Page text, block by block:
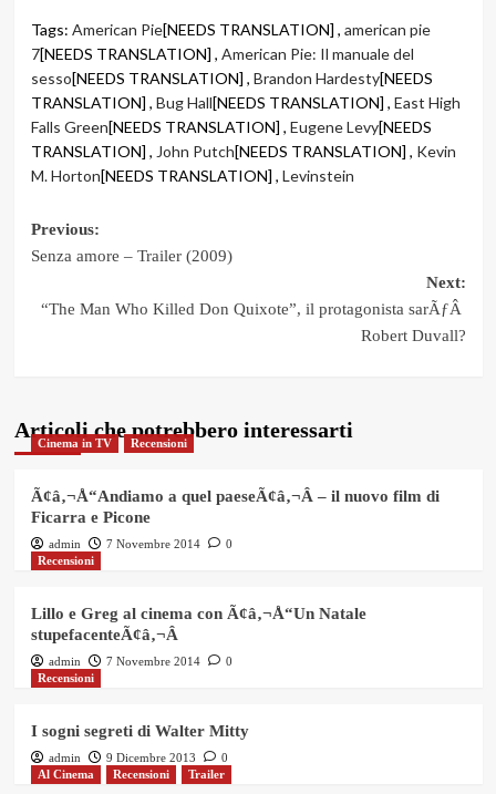
Tags: American Pie[NEEDS TRANSLATION] , american pie
7[NEEDS TRANSLATION] , American Pie: Il manuale del
sesso[NEEDS TRANSLATION] , Brandon Hardesty[NEEDS
TRANSLATION] , Bug Hall[NEEDS TRANSLATION] , East High
Falls Green[NEEDS TRANSLATION] , Eugene Levy[NEEDS
TRANSLATION] , John Putch[NEEDS TRANSLATION] , Kevin
M. Horton[NEEDS TRANSLATION] , Levinstein
Post
Previous:
Senza amore – Trailer (2009)
Next:
“The Man Who Killed Don Quixote”, il protagonista sarÃƒÂ
Robert Duvall?
Articoli che potrebbero interessarti
Cinema in TV Recensioni
Ã¢â‚¬Å“Andiamo a quel paeseÃ¢â‚¬Â – il nuovo film di
Ficarra e Picone
admin 7 Novembre 2014
0
Recensioni
Lillo e Greg al cinema con Ã¢â‚¬Å“Un Natale
stupefacenteÃ¢â‚¬Â
admin 7 Novembre 2014
0
Recensioni
I sogni segreti di Walter Mitty
admin 9 Dicembre 2013
0
Al Cinema
Recensioni Trailer